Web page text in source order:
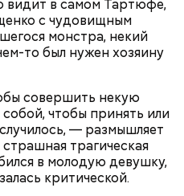
видит в самом Тартюфе,
с чудовищным
монстра, некий
то был нужен хозяину
совершить некую
чтобы принять или
— размышляет
трагическая
в молодую девушку,
критической.
Кондрахин назвал
и напитки, которые
токсины из организма
лучше не есть:
сосуды и защищает от
чем полезен кресс-салат